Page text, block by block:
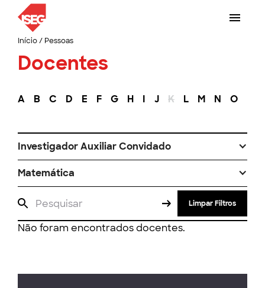
Início/ Pessoas
Docentes
A B C D E F G H I J K L M N O
Investigador Auxiliar Convidado
Matemática
Limpar Filtros
Não foram encontrados docentes.